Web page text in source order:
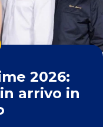
2026:
arrivo in